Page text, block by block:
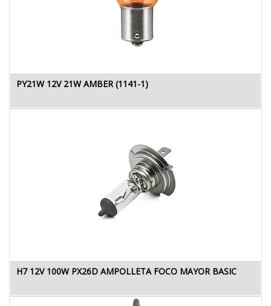
PY21W 12V 21W AMBER (1141-1)
H7 12V 100W PX26D AMPOLLETA FOCO MAYOR BASIC